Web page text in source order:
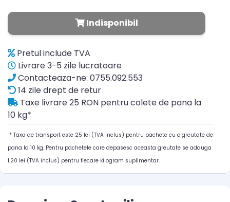
Indisponibil
Pretul include TVA
Livrare 3-5 zile lucratoare
Contacteaza-ne: 0755.092.553
14 zile drept de retur
Taxe livrare 25 RON pentru colete de pana la
10 kg*
* Taxa de transport este 25 lei (TVA inclus) pentru pachete cu o greutate de
pana la 10 kg. Pentru pachetele care depasesc aceasta greutate se adauga
1.20 lei (TVA inclus) pentru fiecare kilogram suplimentar.